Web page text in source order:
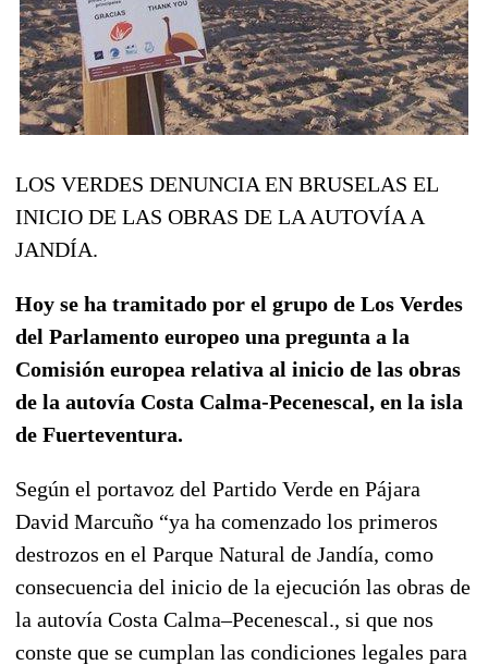
LOS VERDES DENUNCIA EN BRUSELAS EL
INICIO DE LAS OBRAS DE LA AUTOVÍA A
JANDÍA.
Hoy se ha tramitado por el grupo de Los Verdes
del Parlamento europeo una pregunta a la
Comisión europea relativa al inicio de las obras
de la autovía Costa Calma-Pecenescal, en la isla
de Fuerteventura.
Según el portavoz del Partido Verde en Pájara
David Marcuño “ya ha comenzado los primeros
destrozos en el Parque Natural de Jandía, como
consecuencia del inicio de la ejecución las obras de
la autovía Costa Calma–Pecenescal., si que nos
conste que se cumplan las condiciones legales para